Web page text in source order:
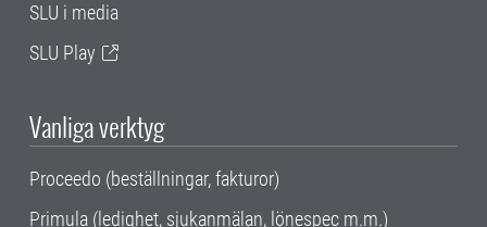
SLU i media
SLU Play
Vanliga verktyg
Proceedo (beställningar, fakturor)
Primula (ledighet, sjukanmälan, lönespec m.m.)